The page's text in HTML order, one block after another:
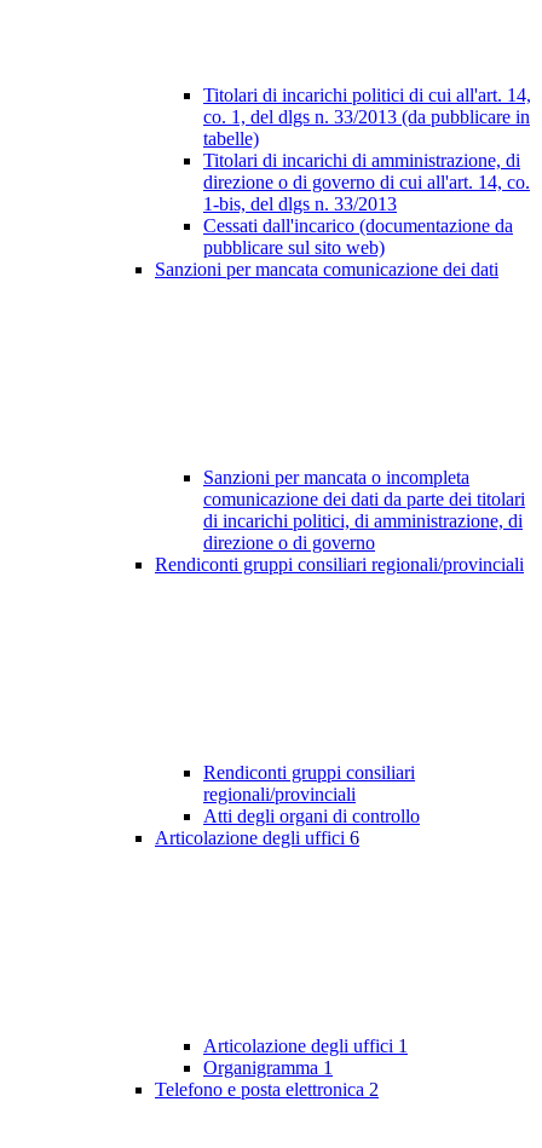
Titolari di incarichi politici di cui all'art. 14,
co. 1, del dlgs n. 33/2013 (da pubblicare in
tabelle)
Titolari di incarichi di amministrazione, di
direzione o di governo di cui all'art. 14, co.
1-bis, del dlgs n. 33/2013
Cessati dall'incarico (documentazione da
pubblicare sul sito web)
Sanzioni per mancata comunicazione dei dati
Sanzioni per mancata o incompleta
comunicazione dei dati da parte dei titolari
di incarichi politici, di amministrazione, di
direzione o di governo
Rendiconti gruppi consiliari regionali/provinciali
Rendiconti gruppi consiliari
regionali/provinciali
Atti degli organi di controllo
Articolazione degli uffici 6
Articolazione degli uffici 1
Organigramma 1
Telefono e posta elettronica 2